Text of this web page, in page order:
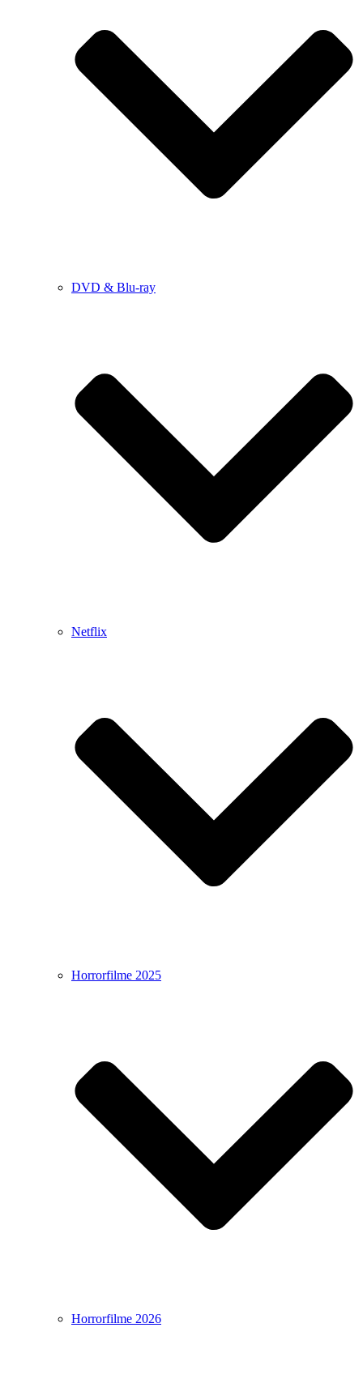
DVD & Blu-ray
Netflix
Horrorfilme 2025
Horrorfilme 2026